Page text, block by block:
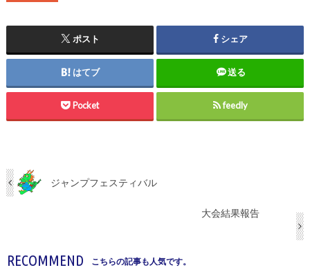
ポスト シェア
はてブ 送る
Pocket feedly
ジャンプフェスティバル
大会結果報告
RECOMMEND こちらの記事も人気です。